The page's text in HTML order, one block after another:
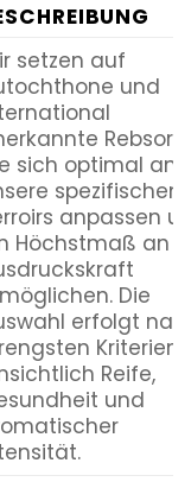
setzen auf
und
sich optimal an
spezifischen
anpassen
Höchstmaß an
Die
erfolgt
Kriterien
Reife,
und